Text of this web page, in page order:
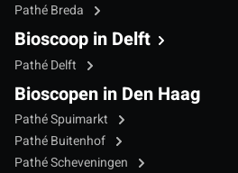
Pathé Breda
Bioscoop in Delft
Pathé Delft
Bioscopen in Den Haag
Pathé Spuimarkt
Pathé Buitenhof
Pathé Scheveningen